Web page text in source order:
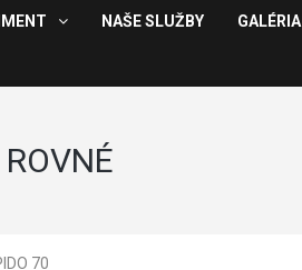
NAŠE SLUŽBY GALÉRIA
70